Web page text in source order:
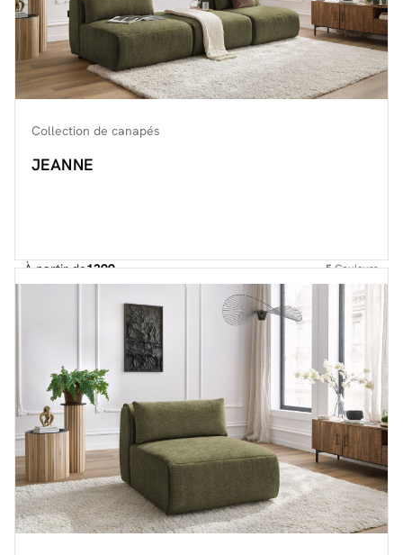
Collection de canapés
JEANNE
À partir de1399.- 5Couleurs
Découvrir toute la collection